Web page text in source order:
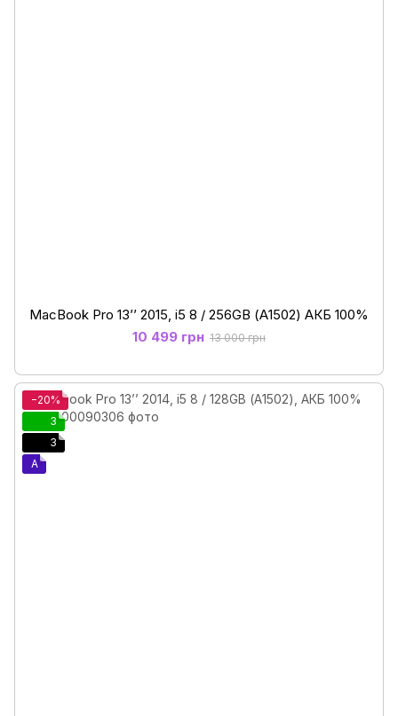
MacBook Pro 13’’ 2015, i5 8 / 256GB (А1502) АКБ 100%
10 499 грн 13 000 грн
−20%
3
3
A